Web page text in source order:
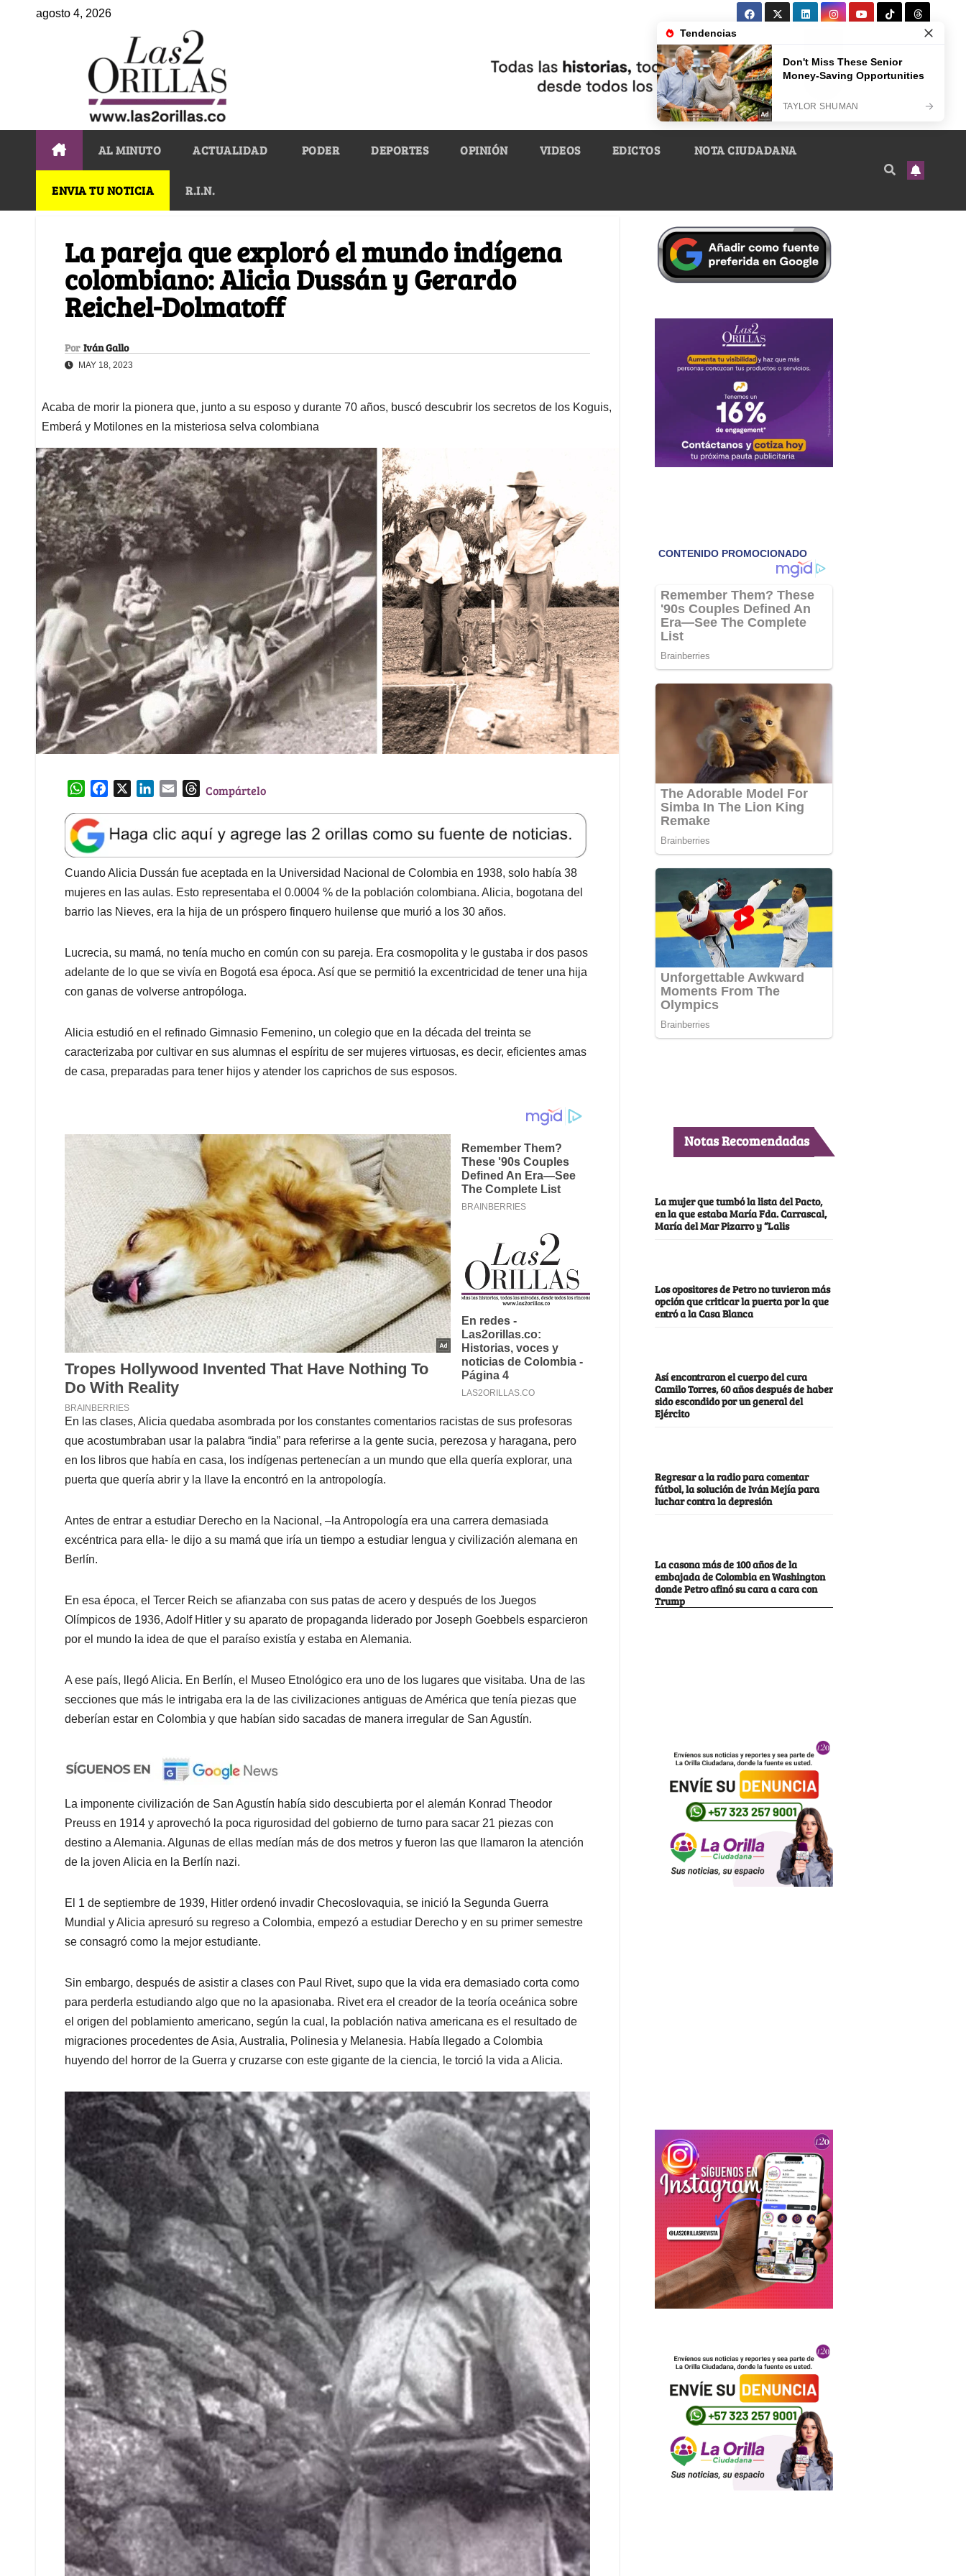
agosto 4, 2026
AL MINUTO ACTUALIDAD PODER DEPORTES OPINIÓN VIDEOS EDICTOS NOTA CIUDADANA
ENVIA TU NOTICIA R.I.N.
La pareja que exploró el mundo indígena
colombiano: Alicia Dussán y Gerardo
Reichel-Dolmatoff
Por Iván Gallo
MAY 18, 2023
Acaba de morir la pionera que, junto a su esposo y durante 70 años, buscó descubrir los secretos de los Koguis,
Emberá y Motilones en la misteriosa selva colombiana
W
a
t
s
A
p
p
e
b
o
o
k
k
e
d
I
n
l
T
e
a
d
s
Compártelo
Cuando Alicia Dussán fue aceptada en la Universidad Nacional de Colombia en 1938, solo había 38
mujeres en las aulas. Esto representaba el 0.0004 % de la población colombiana. Alicia, bogotana del
barrio las Nieves, era la hija de un próspero finquero huilense que murió a los 30 años.
Lucrecia, su mamá, no tenía mucho en común con su pareja. Era cosmopolita y le gustaba ir dos pasos
adelante de lo que se vivía en Bogotá esa época. Así que se permitió la excentricidad de tener una hija
con ganas de volverse antropóloga.
Alicia estudió en el refinado Gimnasio Femenino, un colegio que en la década del treinta se
caracterizaba por cultivar en sus alumnas el espíritu de ser mujeres virtuosas, es decir, eficientes amas
de casa, preparadas para tener hijos y atender los caprichos de sus esposos.
En las clases, Alicia quedaba asombrada por los constantes comentarios racistas de sus profesoras
que acostumbraban usar la palabra “india” para referirse a la gente sucia, perezosa y haragana, pero
en los libros que había en casa, los indígenas pertenecían a un mundo que ella quería explorar, una
puerta que quería abrir y la llave la encontró en la antropología.
Antes de entrar a estudiar Derecho en la Nacional, –la Antropología era una carrera demasiada
excéntrica para ella- le dijo a su mamá que iría un tiempo a estudiar lengua y civilización alemana en
Berlín.
En esa época, el Tercer Reich se afianzaba con sus patas de acero y después de los Juegos
Olímpicos de 1936, Adolf Hitler y su aparato de propaganda liderado por Joseph Goebbels esparcieron
por el mundo la idea de que el paraíso existía y estaba en Alemania.
A ese país, llegó Alicia. En Berlín, el Museo Etnológico era uno de los lugares que visitaba. Una de las
secciones que más le intrigaba era la de las civilizaciones antiguas de América que tenía piezas que
deberían estar en Colombia y que habían sido sacadas de manera irregular de San Agustín.
La imponente civilización de San Agustín había sido descubierta por el alemán Konrad Theodor
Preuss en 1914 y aprovechó la poca rigurosidad del gobierno de turno para sacar 21 piezas con
destino a Alemania. Algunas de ellas medían más de dos metros y fueron las que llamaron la atención
de la joven Alicia en la Berlín nazi.
El 1 de septiembre de 1939, Hitler ordenó invadir Checoslovaquia, se inició la Segunda Guerra
Mundial y Alicia apresuró su regreso a Colombia, empezó a estudiar Derecho y en su primer semestre
se consagró como la mejor estudiante.
Sin embargo, después de asistir a clases con Paul Rivet, supo que la vida era demasiado corta como
para perderla estudiando algo que no la apasionaba. Rivet era el creador de la teoría oceánica sobre
el origen del poblamiento americano, según la cual, la población nativa americana es el resultado de
migraciones procedentes de Asia, Australia, Polinesia y Melanesia. Había llegado a Colombia
huyendo del horror de la Guerra y cruzarse con este gigante de la ciencia, le torció la vida a Alicia.
Notas Recomendadas
La mujer que tumbó la lista del Pacto,
en la que estaba María Fda. Carrascal,
María del Mar Pizarro y “Lalis
Los opositores de Petro no tuvieron más
opción que criticar la puerta por la que
entró a la Casa Blanca
Así encontraron el cuerpo del cura
Camilo Torres, 60 años después de haber
sido escondido por un general del
Ejército
Regresar a la radio para comentar
fútbol, la solución de Iván Mejía para
luchar contra la depresión
La casona más de 100 años de la
embajada de Colombia en Washington
donde Petro afinó su cara a cara con
Trump